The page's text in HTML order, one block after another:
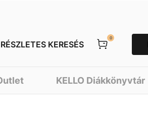
RÉSZLETES KERESÉS
0
KELLO Diákkönyvtár